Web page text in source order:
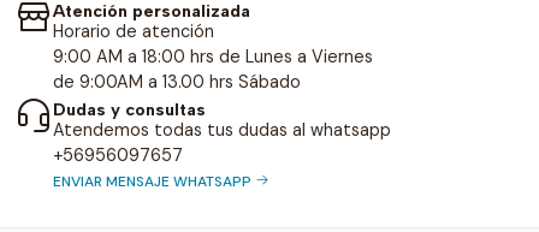
Atención personalizada
Horario de atención
9:00 AM a 18:00 hrs de Lunes a Viernes
de 9:00AM a 13.00 hrs Sábado
Dudas y consultas
Atendemos todas tus dudas al whatsapp
+56956097657
ENVIAR MENSAJE WHATSAPP